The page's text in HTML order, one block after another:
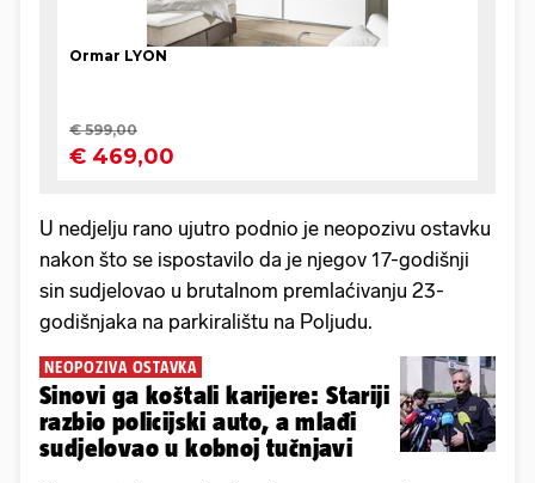
U nedjelju rano ujutro podnio je neopozivu ostavku
nakon što se ispostavilo da je njegov 17-godišnji
sin sudjelovao u brutalnom premlaćivanju 23-
godišnjaka na parkiralištu na Poljudu.
NEOPOZIVA OSTAVKA
Sinovi ga koštali karijere: Stariji
razbio policijski auto, a mlađi
sudjelovao u kobnoj tučnjavi